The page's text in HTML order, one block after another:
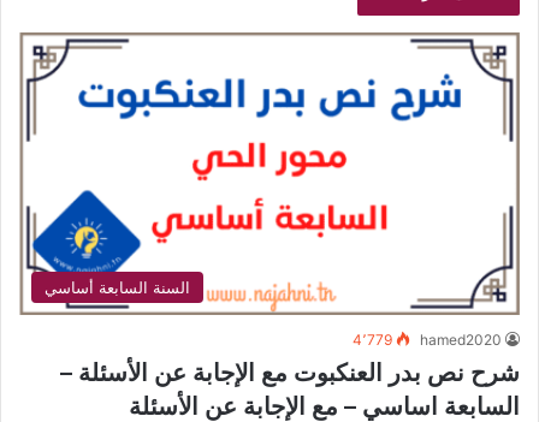
السنة السابعة أساسي
hamed2020 4٬779
شرح نص بدر العنكبوت مع الإجابة عن الأسئلة –
السابعة اساسي – مع الإجابة عن الأسئلة